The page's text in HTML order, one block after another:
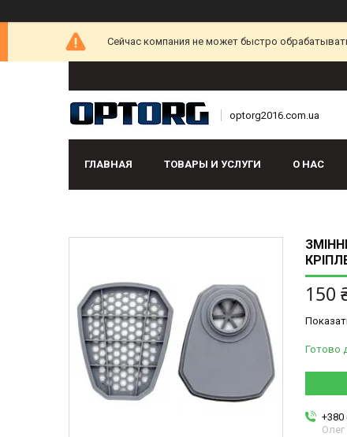
Сейчас компания не может быстро
optorg2016.com.ua
ГЛАВНАЯ ТОВАРЫ И УСЛУГИ О НАС
150
Готово
+380
Олег